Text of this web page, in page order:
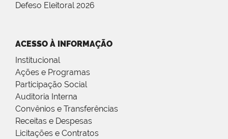
Defeso Eleitoral 2026
ACESSO À INFORMAÇÃO
Institucional
Ações e Programas
Participação Social
Auditoria Interna
Convênios e Transferências
Receitas e Despesas
Licitações e Contratos